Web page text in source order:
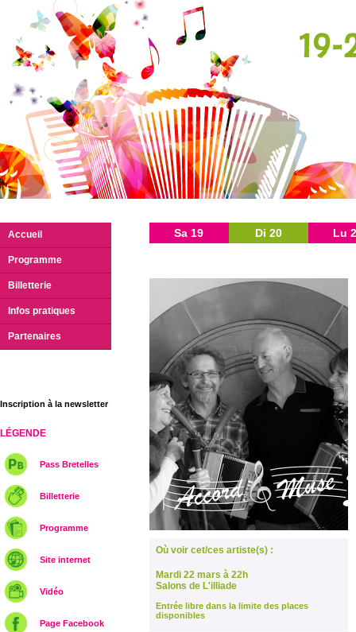
Accueil
Programme
Billetterie
Infos pratiques
Partenaires
Inscription à la newsletter
LÉGENDE
Pass Bretelles
Billetterie
Programme
Site internet
Vidéo
Page Facebook
Sa 19 Di 20 Lu
Où voir cet/ces artiste(s) :
Mardi 22 mars à 22h
Salons de L'illiade
Entrée libre dans la limite des places
disponibles